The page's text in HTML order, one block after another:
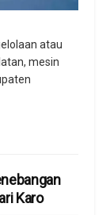
atau
mesin
Karo